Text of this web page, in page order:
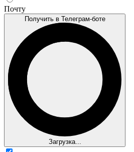
Почту
Получить в Телеграм-боте
Загрузка...